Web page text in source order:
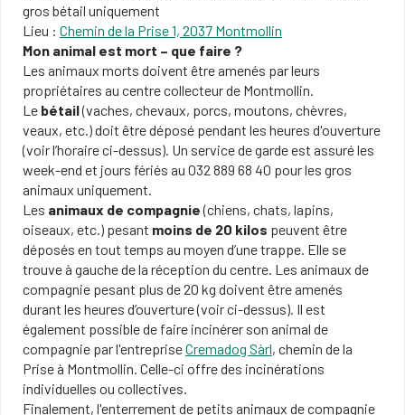
gros bétail uniquement
Lieu : Chemin de la Prise 1, 2037 Montmollin
Mon animal est mort – que faire ?
Les animaux morts doivent être amenés par leurs
propriétaires au centre collecteur de Montmollin.
Le bétail(vaches, chevaux, porcs, moutons, chèvres,
veaux, etc.) doit être déposé pendant les heures d'ouverture
(voir l’horaire ci-dessus). Un service de garde est assuré les
week-end et jours fériés au 032 889 68 40 pour les gros
animaux uniquement.
Les animaux de compagnie(chiens, chats, lapins,
oiseaux, etc.) pesant moins de 20 kilos peuvent être
déposés en tout temps au moyen d’une trappe. Elle se
trouve à gauche de la réception du centre. Les animaux de
compagnie pesant plus de 20 kg doivent être amenés
durant les heures d’ouverture (voir ci-dessus). Il est
également possible de faire incinérer son animal de
compagnie par l'entrepriseCremadog Sàrl, chemin de la
Prise à Montmollin. Celle-ci offre des incinérations
individuelles ou collectives.
Finalement, l'enterrement de petits animaux de compagnie